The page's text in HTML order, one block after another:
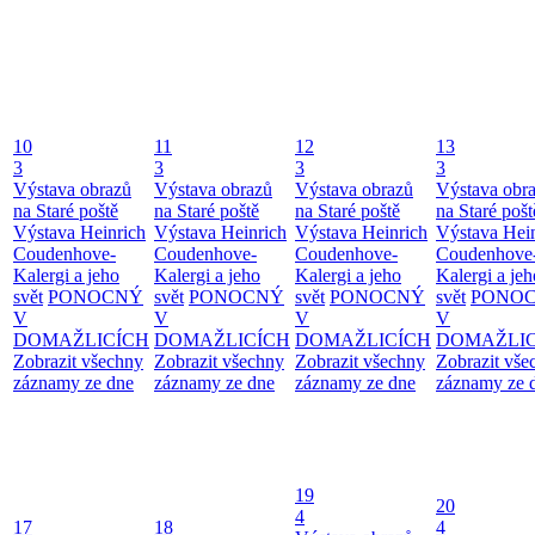
10
3
Výstava obrazů
na Staré poště
Výstava Heinrich
Coudenhove-
Kalergi a jeho
svět PONOCNÝ
V
DOMAŽLICÍCH
Zobrazit všechny
záznamy ze dne
11
3
Výstava obrazů
na Staré poště
Výstava Heinrich
Coudenhove-
Kalergi a jeho
svět PONOCNÝ
V
DOMAŽLICÍCH
Zobrazit všechny
záznamy ze dne
12
3
Výstava obrazů
na Staré poště
Výstava Heinrich
Coudenhove-
Kalergi a jeho
svět PONOCNÝ
V
DOMAŽLICÍCH
Zobrazit všechny
záznamy ze dne
13
3
Výstava
na Staré
Výstava
Kalergi a
svět
V
Zobrazit
záznamy ze
17
18
19
4
20
4